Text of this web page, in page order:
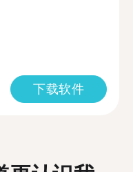
下载软件